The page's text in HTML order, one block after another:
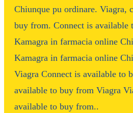
Chiunque pu ordinare. Viagra,
buy from. Connect is available
Kamagra in farmacia online
Kamagra in farmacia online
Viagra Connect is available to
available to buy from Viagra
available to buy from..